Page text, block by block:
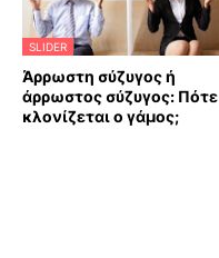
SLIDER
Άρρωστη σύζυγος ή
άρρωστος σύζυγος: Πότε
κλονίζεται ο γάμος;